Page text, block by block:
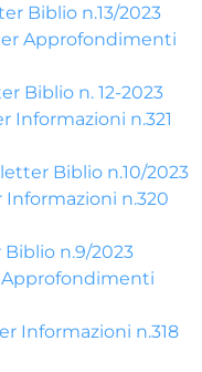
Biblio n.13/2023
Approfondimenti
Biblio n. 12-2023
Informazioni n.321
Biblio n.10/2023
n.320
n.9/2023
Informazioni n.318